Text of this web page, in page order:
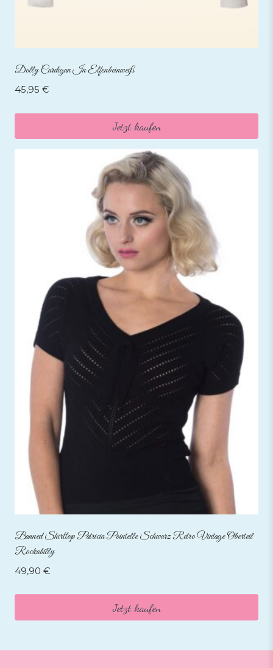
Dolly Cardigan In Elfenbeinweiß
45,95 €
Jetzt kaufen
Banned Shirttop Patricia Pointelle Schwarz Retro Vintage Oberteil
Rockabilly
49,90 €
Jetzt kaufen